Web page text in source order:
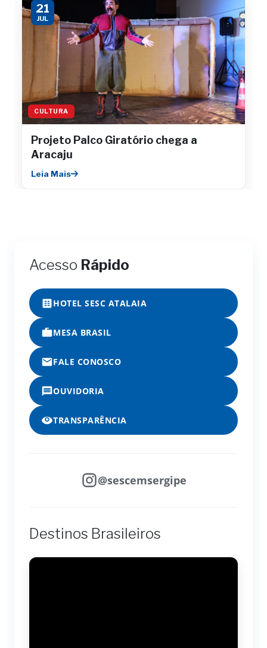
21
JUL
CULTURA
Projeto Palco Giratório chega a
Aracaju
Leia Mais
Acesso Rápido
HOTEL SESC ATALAIA
MESA BRASIL
FALE CONOSCO
OUVIDORIA
TRANSPARÊNCIA
@sescemsergipe
Destinos Brasileiros